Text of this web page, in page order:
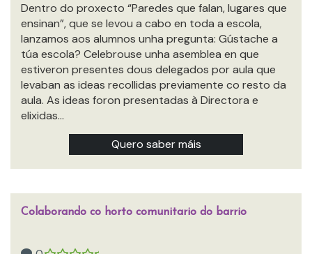
Dentro do proxecto “Paredes que falan, lugares que
ensinan”, que se levou a cabo en toda a escola,
lanzamos aos alumnos unha pregunta: Gústache a
túa escola? Celebrouse unha asemblea en que
estiveron presentes dous delegados por aula que
levaban as ideas recollidas previamente co resto da
aula. As ideas foron presentadas à Directora e
elixidas…
Quero saber máis
Colaborando co horto comunitario do barrio